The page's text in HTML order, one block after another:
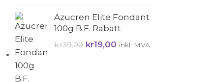
Azucren Elite Fondant
100g B.F. Rabatt
kr39,00 kr19,00 inkl. MVA